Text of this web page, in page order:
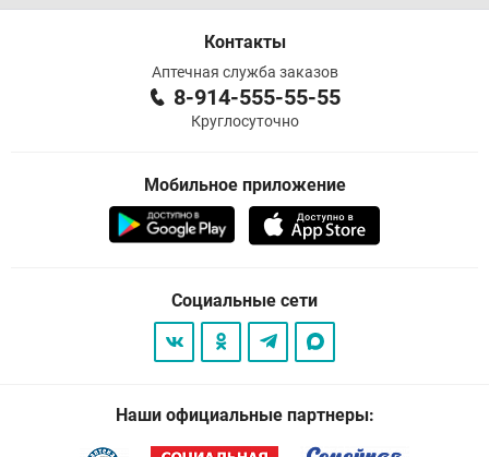
Контакты
Аптечная служба заказов
8-914-555-55-55
Круглосуточно
Мобильное приложение
Социальные сети
Наши официальные партнеры: